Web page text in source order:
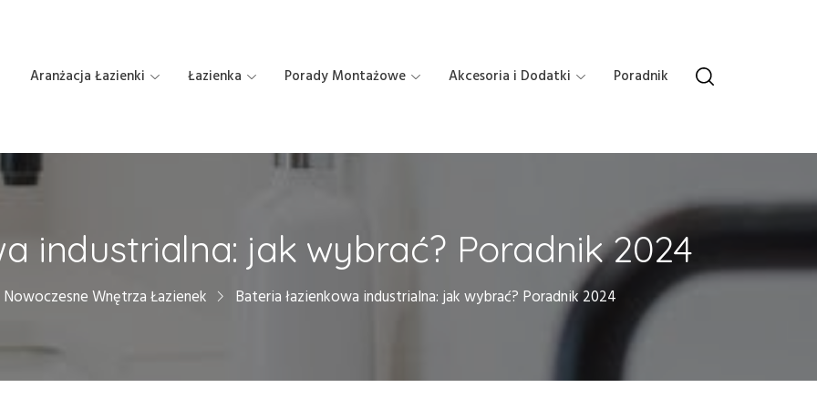
Aranżacja Łazienki Łazienka Porady Montażowe Akcesoria i Dodatki Poradnik
industrialna: jak wybrać? Poradnik 2024
Nowoczesne Wnętrza Łazienek Bateria łazienkowa industrialna: jak wybrać? Poradnik 2024